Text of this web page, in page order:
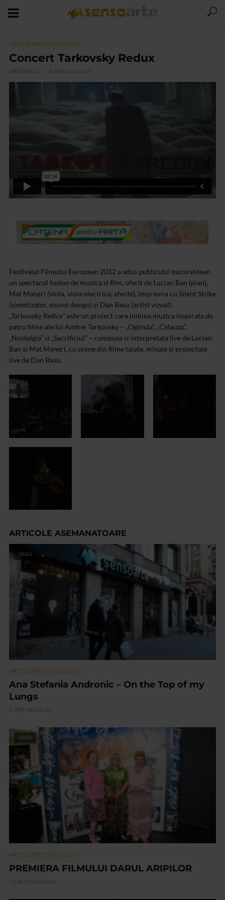
ARTELE SPECTACOLULUI
Concert Tarkovsky Redux
18/05/2012 3.854 vizualizari
Festivalul Filmului European 2012 a adus publicului bucurestean
un spectacol fusion de muzica si film, oferit de Lucian Ban (pian),
Mat Maneri (viola, viola electrica, efecte), impreuna cu Silent Strike
(sintetizator, sound design) si Dan Basu (artist vizual).
„Tarkovsky Redux” este un proiect care imbina muzica inspirata de
patru filme ale lui Andrei Tarkovsky – „Oglinda”, „Calauza”,
„Nostalgia” si „Sacrificiul” – compusa si interpretata live de Lucian
Ban si Mat Maneri, cu scene din filme taiate, mixate si proiectate
live de Dan Basu.
ARTICOLE ASEMANATOARE
VIDEO
ARTELE SPECTACOLULUI
Ana Stefania Andronic – On the Top of my
Lungs
3.289 vizualizari
VIDEO
ARTELE SPECTACOLULUI
PREMIERA FILMULUI DARUL ARIPILOR
12.601 vizualizari